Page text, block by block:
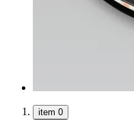
item 0